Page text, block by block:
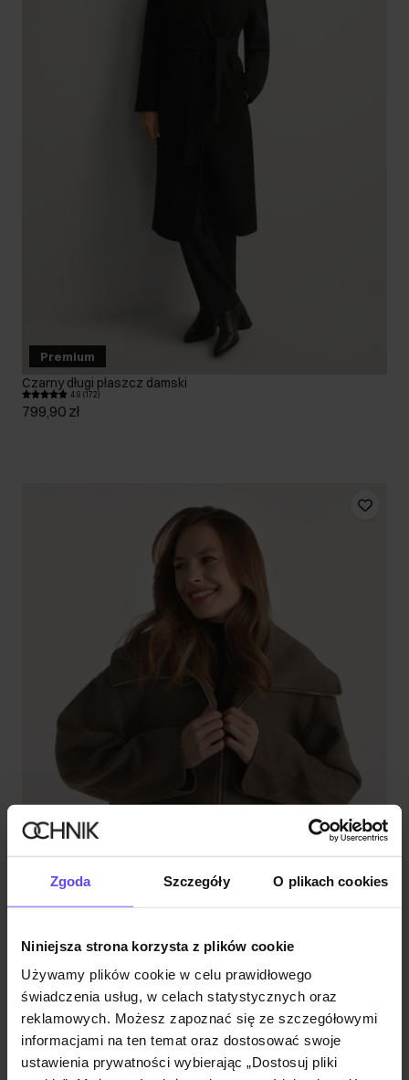
Zgoda Szczegóły O plikach cookies
Niniejsza strona korzysta z plików cookie
Używamy plików cookie w celu prawidłowego
świadczenia usług, w celach statystycznych oraz
reklamowych. Możesz zapoznać się ze szczegółowymi
informacjami na ten temat oraz dostosować swoje
ustawienia prywatności wybierając „Dostosuj pliki
Premium
Czarny długi płaszcz damski
4.9 (172)
799,90 zł
Krótka kurtka damska w kolorze brązowym z wełną
5.0 (123)
229,90 zł
399,90 zł-najniższa cena z 30 dni przed obniżką